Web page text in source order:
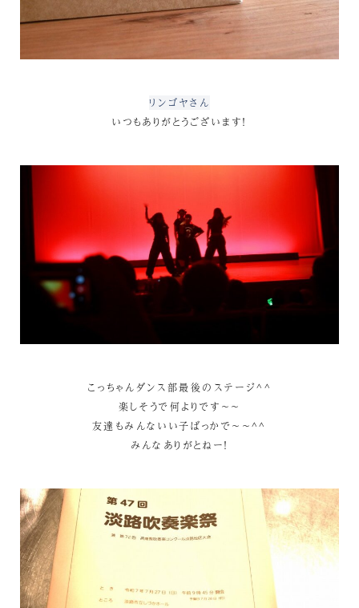
リンゴヤさん
いつもありがとうございます！
こっちゃんダンス部最後のステージ^^
楽しそうで何よりです～～
友達もみんないい子ばっかで～～^^
みんなありがとねー！